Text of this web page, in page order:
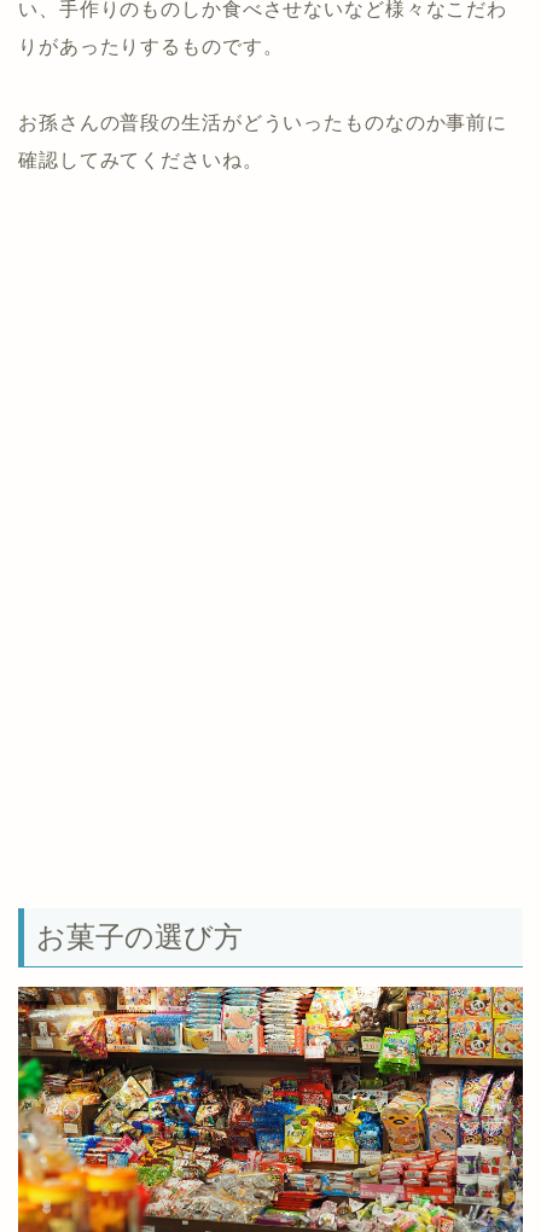
い、手作りのものしか食べさせないなど様々なこだわ
りがあったりするものです。
お孫さんの普段の生活がどういったものなのか事前に
確認してみてくださいね。
お菓子の選び方